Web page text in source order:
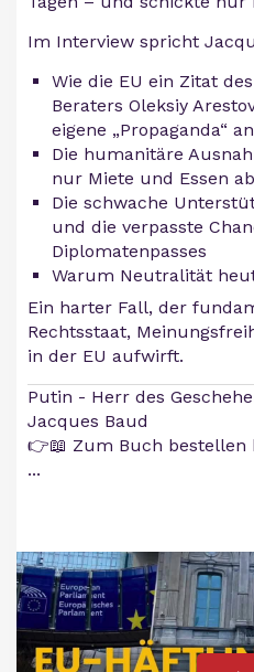
Im Interview spricht
Wie die EU ein Zitat
Beraters Oleksiy
eigene „Propaganda“
Die humanitäre
nur Miete und Essen
Die schwache
und die verpasste
Diplomatenpasses
Warum Neutralität
Ein harter Fall, der
Rechtsstaat,
in der EU aufwirft.
Putin - Herr des
Jacques Baud
👉📖 Zum Buch bestellen
...